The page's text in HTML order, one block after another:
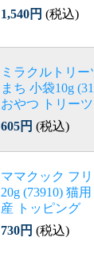
1,540円 (税込)
ミラクルトリ
まち 小袋10g
おやつ トリーツ
605円 (税込)
ママクック フ
20g (73910) 猫
産 トッピング
730円 (税込)